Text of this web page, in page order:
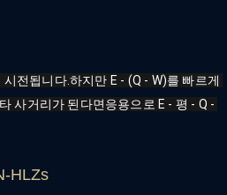
전됩니다.하지만 E - (Q - W)를 빠르게
사거리가 된다면응용으로 E - 평 - Q -
HLZs